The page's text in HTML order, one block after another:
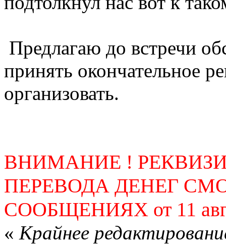
Предлагаю до встречи
принять окончательное
организовать.
ВНИМАНИЕ !
ПЕРЕВОДА ДЕНЕГ
СООБЩЕНИЯХ от 11
« Крайнее